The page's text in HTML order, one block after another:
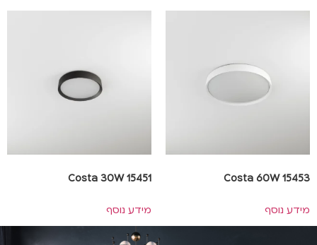
Costa 60W 15453
מידע נוסף
Costa 30W 15451
מידע נוסף